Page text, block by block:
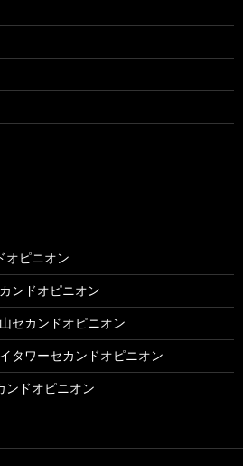
オピニオン
ンドオピニオン
セカンドオピニオン
タワーセカンドオピニオン
ンドオピニオン